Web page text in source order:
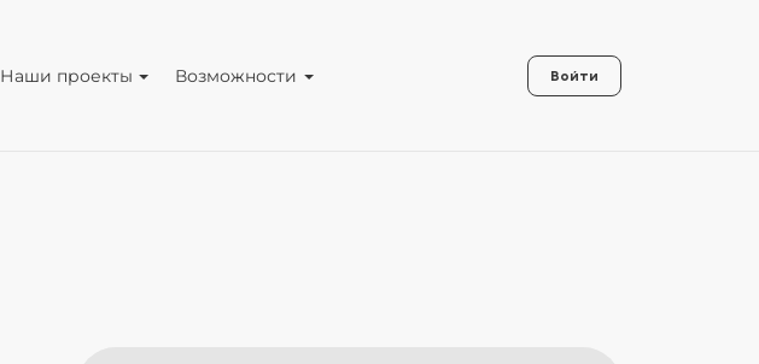
Наши проекты Возможности Войти